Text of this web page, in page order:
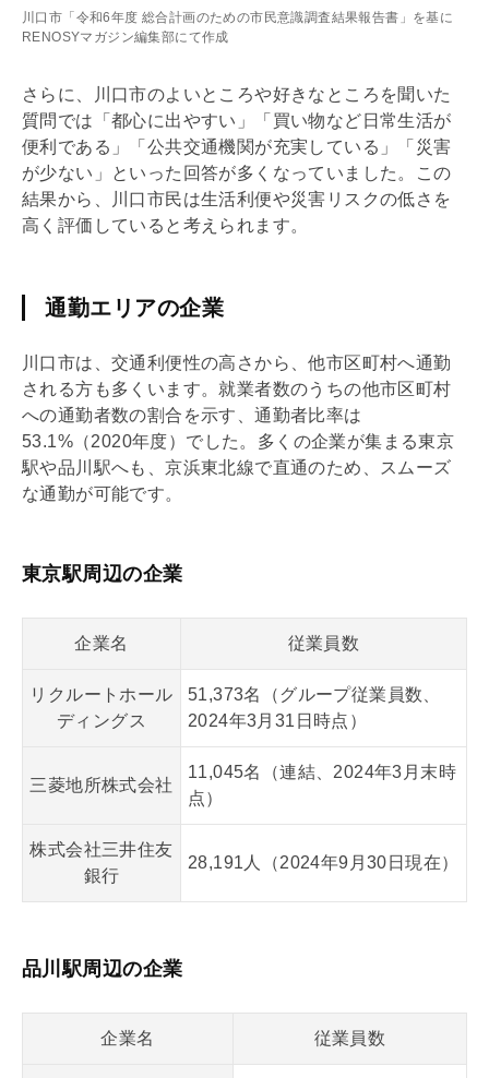
川口市「令和6年度 総合計画のための市民意識調査結果報告書」を基に
RENOSYマガジン編集部にて作成
さらに、川口市のよいところや好きなところを聞いた
質問では「都心に出やすい」「買い物など日常生活が
便利である」「公共交通機関が充実している」「災害
が少ない」といった回答が多くなっていました。この
結果から、川口市民は生活利便や災害リスクの低さを
高く評価していると考えられます。
通勤エリアの企業
川口市は、交通利便性の高さから、他市区町村へ通勤
される方も多くいます。就業者数のうちの他市区町村
への通勤者数の割合を示す、通勤者比率は
53.1%（2020年度）でした。多くの企業が集まる東京
駅や品川駅へも、京浜東北線で直通のため、スムーズ
な通勤が可能です。
東京駅周辺の企業
企業名 従業員数
リクルートホール
ディングス
51,373名（グループ従業員数、
2024年3月31日時点）
三菱地所株式会社
11,045名（連結、2024年3月末時
点）
株式会社三井住友
銀行
28,191人（2024年9月30日現在）
品川駅周辺の企業
企業名 従業員数